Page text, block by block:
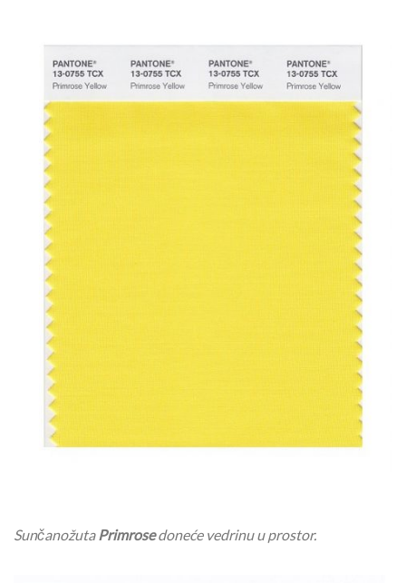
SunčanožutaPrimrosedoneće vedrinu u prostor.